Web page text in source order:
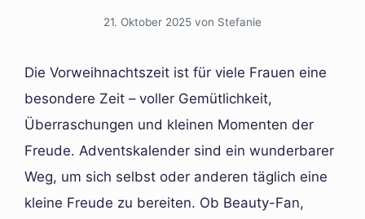
21. Oktober 2025 von Stefanie
Die Vorweihnachtszeit ist für viele Frauen eine
besondere Zeit – voller Gemütlichkeit,
Überraschungen und kleinen Momenten der
Freude. Adventskalender sind ein wunderbarer
Weg, um sich selbst oder anderen täglich eine
kleine Freude zu bereiten. Ob Beauty-Fan,